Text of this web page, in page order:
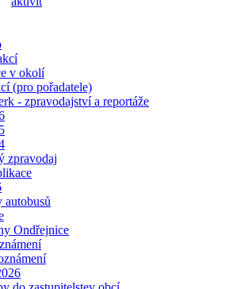
v okolí
(pro pořadatele)
- zpravodajství a reportáže
zpravodaj
autobusů
Ondřejnice